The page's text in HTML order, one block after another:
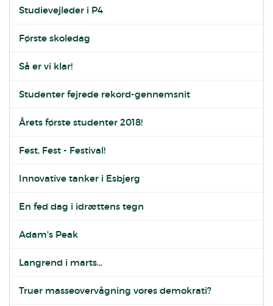
Studievejleder i P4
Første skoledag
Så er vi klar!
Studenter fejrede rekord-gennemsnit
Årets første studenter 2018!
Fest, Fest - Festival!
Innovative tanker i Esbjerg
En fed dag i idrættens tegn
Adam's Peak
Langrend i marts...
Truer masseovervågning vores demokrati?